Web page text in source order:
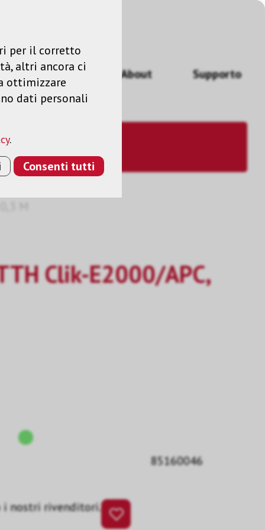
News About Supporto
Clik-E2000/APC,
85160046
i nostri rivenditori.
per il corretto
altri ancora ci
ottimizzare
dati personali
.
Consenti tutti